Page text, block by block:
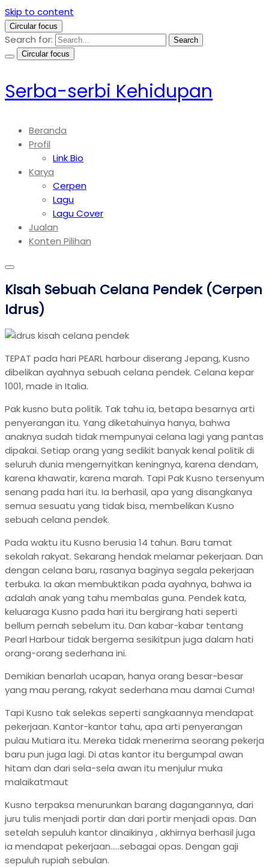
Skip to content
Circular focus
Search for:
Search
Circular focus
Serba-serbi Kehidupan
Beranda
Profil
Link Bio
Karya
Cerpen
Lagu
Lagu Cover
Jualan
Konten Pilihan
Kisah Sebuah Celana Pendek (Cerpen
Idrus)
TEPAT pada hari PEARL harbour diserang Jepang, Kusno
dibelikan ayahnya sebuah celana pendek. Celana kepar
1001, made in Italia.
Pak kusno buta politik. Tak tahu ia, betapa besarnya arti
penyerangan itu. Yang diketahuinya hanya, bahwa
anaknya sudah tidak mempunyai celana lagi yang pantas
dipakai. Setiap orang yang sedikit banyak kenal politik di
seluruh dunia mengernyitkan keningnya, karena dendam,
karena khawatir, karena marah. Tapi Pak Kusno tersenyum
senang pada hari itu. Ia berhasil, apa yang disangkanya
semua sesuatu yang tidak bisa, membelikan Kusno
sebuah celana pendek.
Pada waktu itu Kusno berusia 14 tahun. Baru tamat
sekolah rakyat. Sekarang hendak melamar pekerjaan. Dan
dengan celana baru, rasanya baginya segala pekerjaan
terbuka. Ia akan membuktikan pada ayahnya, bahwa ia
adalah anak yang tahu membalas guna. Pendek kata,
keluaraga Kusno pada hari itu bergirang hati seperti
bellum pernah sebelum itu. Dan kabar-kabar tentang
Pearl Harbour tidak bergema sesikitpun juga dalam hati
orang-orang sederhana ini.
Demikian benarlah ucapan, hanya orang besar-besar
yang mau perang, rakyat sederhana mau damai Cuma!
Tapi Kusno tak selekas seperti sangkaannya mendapat
pekerjaan. Kantor-kantor tahu, apa arti penyerangan
pulau Mutiara itu. Mereka tidak menerima seorang pekerja
baru pun juga lagi. Di atas kantor itu bergumpal awan
hitam dan dari sela-sela awan itu menjulur muka
malaikatmaut
Kusno terpaksa menurunkan barang dagangannya, dari
juru tulis menjadi portir dan dari portir menjadi opas. Dan
setelah sepuluh kantor dinaikinya , akhirnya berhasil juga
ia mendapat pekerjaan…..sebagai opas. Dengan gaji
sepuluh rupiah sebulan.